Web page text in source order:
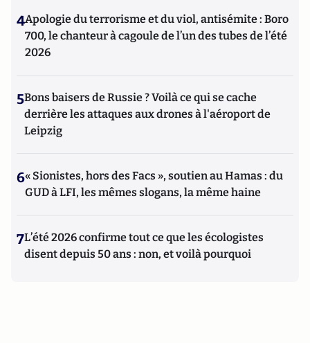
4Apologie du terrorisme et du viol, antisémite : Boro
700, le chanteur à cagoule de l’un des tubes de l’été
2026
5Bons baisers de Russie ? Voilà ce qui se cache
derrière les attaques aux drones à l'aéroport de
Leipzig
6« Sionistes, hors des Facs », soutien au Hamas : du
GUD à LFI, les mêmes slogans, la même haine
7L’été 2026 confirme tout ce que les écologistes
disent depuis 50 ans : non, et voilà pourquoi